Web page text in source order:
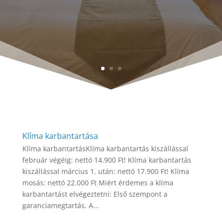
Klíma karbantartása
Klíma karbantartásKlíma karbantartás kiszállással
február végéig: nettó 14.900 Ft! Klíma karbantartás
kiszállással március 1. után: nettó 17.900 Ft! Klíma
mosás: nettó 22.000 Ft Miért érdemes a klíma
karbantartást elvégeztetni: Első szempont a
garanciamegtartás. A...